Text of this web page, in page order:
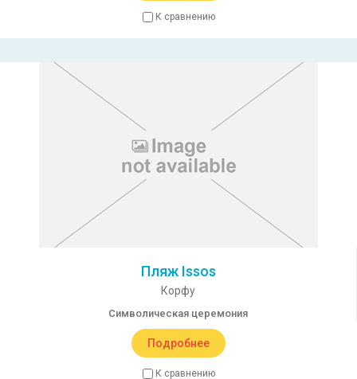
К сравнению
Пляж Issos
Корфу
Символическая церемония
Подробнее
К сравнению